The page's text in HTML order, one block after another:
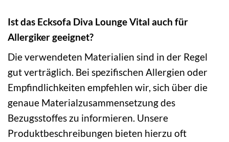
Ist das Ecksofa Diva Lounge Vital auch für
Allergiker geeignet?
Die verwendeten Materialien sind in der Regel
gut verträglich. Bei spezifischen Allergien oder
Empfindlichkeiten empfehlen wir, sich über die
genaue Materialzusammensetzung des
Bezugsstoffes zu informieren. Unsere
Produktbeschreibungen bieten hierzu oft